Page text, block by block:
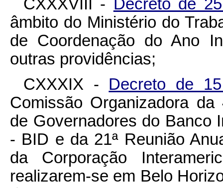
CXXXVIII - Decreto de
âmbito do Ministério do
de Coordenação do Ano
outras providências;
CXXXIX - Decreto de
Comissão Organizadora
de Governadores do Banco
- BID e da 21ª Reunião
da Corporação
realizarem-se em Belo